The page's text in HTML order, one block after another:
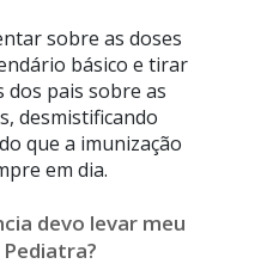
sobre as doses
básico e tirar
dos pais sobre as
desmistificando
que a imunização
em dia.
devo levar meu